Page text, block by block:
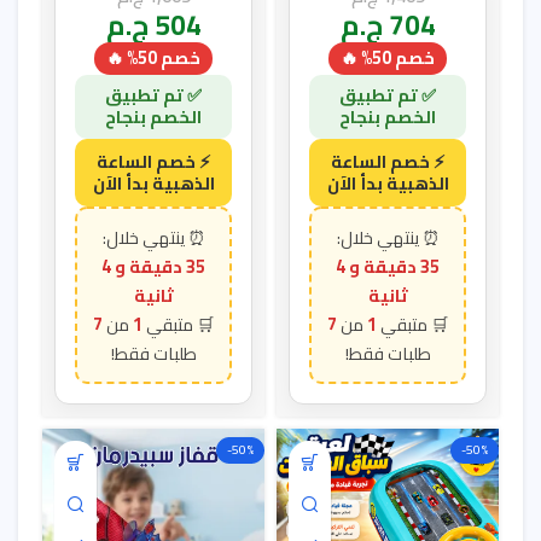
704ج.م
خصم 50% 🔥
35 دقيقة و 3
ثانية
1
7
504ج.م
خصم 50% 🔥
35 دقيقة و 3
ثانية
1
7
-50%
-50%